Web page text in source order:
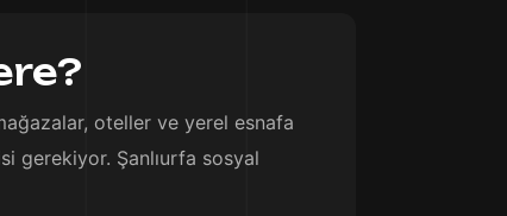
oteller ve yerel esnafa
gerekiyor. Şanlıurfa sosyal